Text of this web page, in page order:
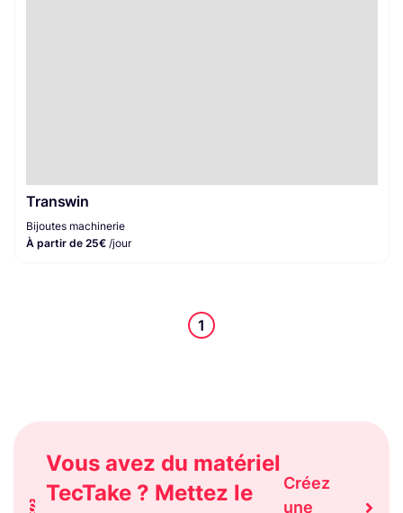
Transwin
Bijoutes machinerie
À partir de 25€ /jour
1
Vous avez du matériel
TecTake ? Mettez le
Créez
une